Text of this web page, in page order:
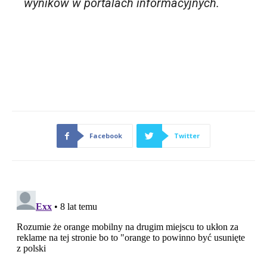
wyników w portalach informacyjnych.
Facebook Twitter